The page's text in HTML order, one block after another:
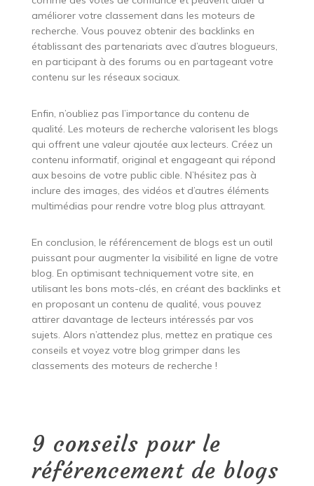
améliorer votre classement dans les moteurs de
recherche. Vous pouvez obtenir des backlinks en
établissant des partenariats avec d’autres blogueurs,
en participant à des forums ou en partageant votre
contenu sur les réseaux sociaux.
Enfin, n’oubliez pas l’importance du contenu de
qualité. Les moteurs de recherche valorisent les blogs
qui offrent une valeur ajoutée aux lecteurs. Créez un
contenu informatif, original et engageant qui répond
aux besoins de votre public cible. N’hésitez pas à
inclure des images, des vidéos et d’autres éléments
multimédias pour rendre votre blog plus attrayant.
En conclusion, le référencement de blogs est un outil
puissant pour augmenter la visibilité en ligne de votre
blog. En optimisant techniquement votre site, en
utilisant les bons mots-clés, en créant des backlinks et
en proposant un contenu de qualité, vous pouvez
attirer davantage de lecteurs intéressés par vos
sujets. Alors n’attendez plus, mettez en pratique ces
conseils et voyez votre blog grimper dans les
classements des moteurs de recherche !
9 conseils pour le
référencement de blogs